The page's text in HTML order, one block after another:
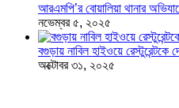
আরএমপি’র বোয়ালিয়া থানার
নভেম্বর ৫, ২০২৫
বগুড়ায় নাবিল হাইওয়ে রেস্টুরেন্টকে
অক্টোবর ৩১, ২০২৫